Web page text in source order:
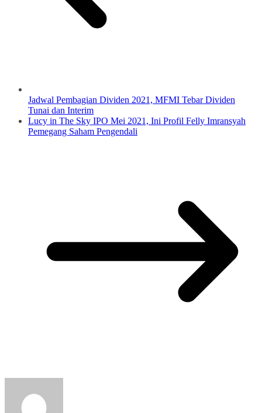
Jadwal Pembagian Dividen 2021, MFMI Tebar Dividen
Tunai dan Interim
Lucy in The Sky IPO Mei 2021, Ini Profil Felly Imransyah
Pemegang Saham Pengendali